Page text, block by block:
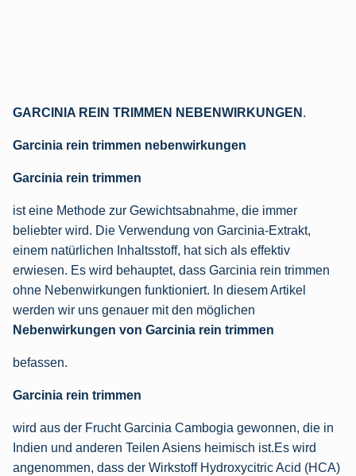
GARCINIA REIN TRIMMEN NEBENWIRKUNGEN .
Garcinia rein trimmen nebenwirkungen
Garcinia rein trimmen
ist eine Methode zur Gewichtsabnahme, die immer
beliebter wird. Die Verwendung von Garcinia-Extrakt,
einem natürlichen Inhaltsstoff, hat sich als effektiv
erwiesen. Es wird behauptet, dass Garcinia rein trimmen
ohne Nebenwirkungen funktioniert. In diesem Artikel
werden wir uns genauer mit den möglichen
Nebenwirkungen von Garcinia rein trimmen
befassen.
Garcinia rein trimmen
wird aus der Frucht Garcinia Cambogia gewonnen, die in
Indien und anderen Teilen Asiens heimisch ist.Es wird
angenommen, dass der Wirkstoff Hydroxycitric Acid (HCA)